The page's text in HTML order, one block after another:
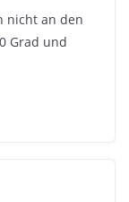
nicht an den
Grad und